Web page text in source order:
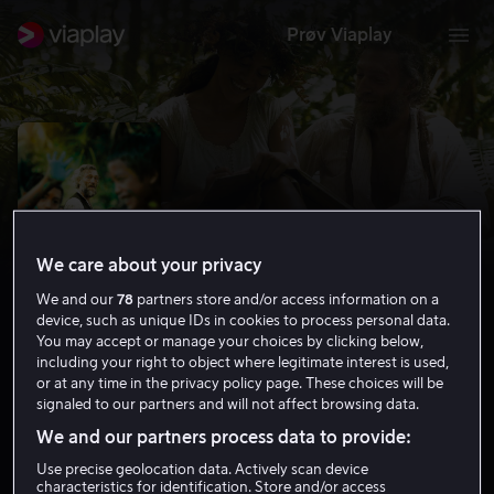
Prøv Viaplay
Gauguin
6.0 Drama 2017 1 t 36 min
15 år
We care about your privacy
We and our78 partners store and/or access information on a
device, such as unique IDs in cookies to process personal data.
You may accept or manage your choices by clicking below,
including your right to object where legitimate interest is used,
or at any time in the privacy policy page. These choices will be
signaled to our partners and will not affect browsing data.
We and our partners process data to provide:
Use precise geolocation data. Actively scan device
characteristics for identification. Store and/or access